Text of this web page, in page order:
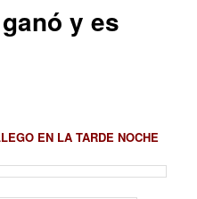
y es
EN LA TARDE NOCHE